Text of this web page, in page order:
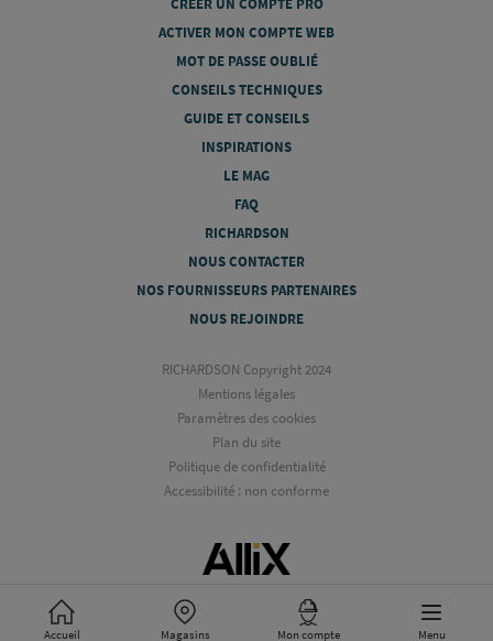
Accueil Magasins Mon compte Menu
CRÉER UN COMPTE PRO
ACTIVER MON COMPTE WEB
MOT DE PASSE OUBLIÉ
CONSEILS TECHNIQUES
GUIDE ET CONSEILS
INSPIRATIONS
LE MAG
FAQ
RICHARDSON
NOUS CONTACTER
NOS FOURNISSEURS PARTENAIRES
NOUS REJOINDRE
RICHARDSON Copyright 2024
Mentions légales
Paramètres des cookies
Plan du site
Politique de confidentialité
Accessibilité : non conforme